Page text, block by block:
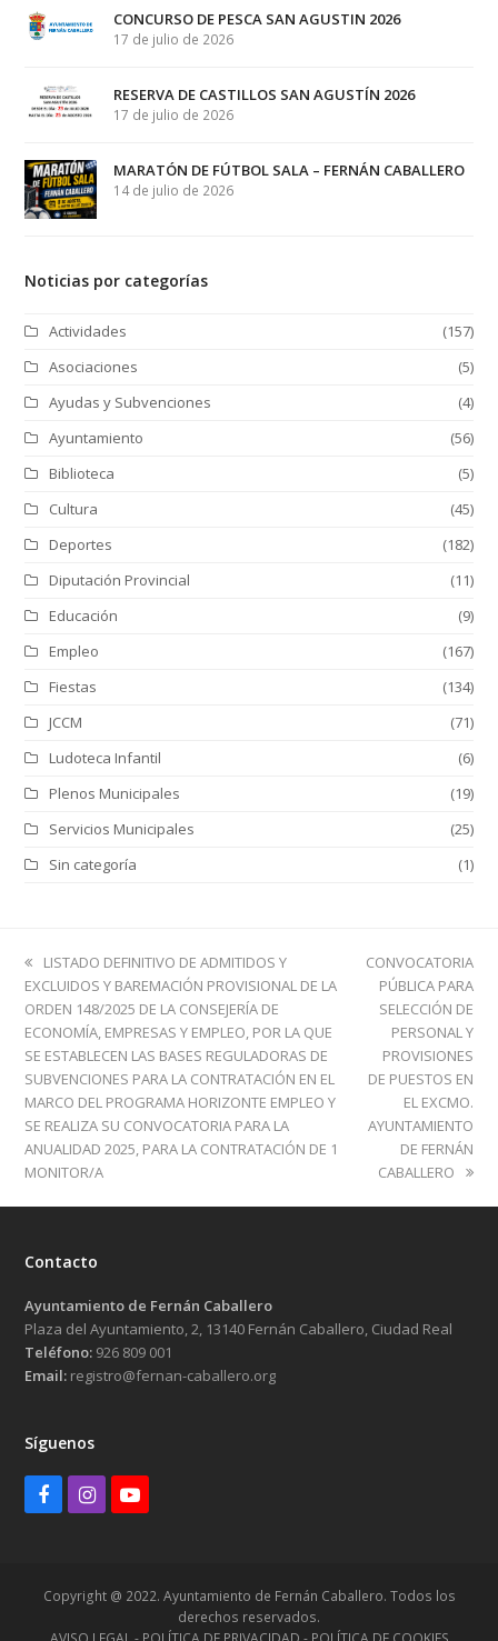
CONCURSO DE PESCA SAN AGUSTIN 2026
17 de julio de 2026
RESERVA DE CASTILLOS SAN AGUSTÍN 2026
17 de julio de 2026
MARATÓN DE FÚTBOL SALA – FERNÁN CABALLERO
14 de julio de 2026
Noticias por categorías
Actividades
(157)
Asociaciones
(5)
Ayudas y Subvenciones
(4)
Ayuntamiento
(56)
Biblioteca
(5)
Cultura
(45)
Deportes
(182)
Diputación Provincial
(11)
Educación
(9)
Empleo
(167)
Fiestas
(134)
JCCM
(71)
Ludoteca Infantil
(6)
Plenos Municipales
(19)
Servicios Municipales
(25)
Sin categoría
(1)
previous
post:
LISTADO DEFINITIVO DE ADMITIDOS Y
EXCLUIDOS Y BAREMACIÓN PROVISIONAL DE LA
ORDEN 148/2025 DE LA CONSEJERÍA DE
ECONOMÍA, EMPRESAS Y EMPLEO, POR LA QUE
SE ESTABLECEN LAS BASES REGULADORAS DE
SUBVENCIONES PARA LA CONTRATACIÓN EN EL
MARCO DEL PROGRAMA HORIZONTE EMPLEO Y
SE REALIZA SU CONVOCATORIA PARA LA
ANUALIDAD 2025, PARA LA CONTRATACIÓN DE 1
MONITOR/A
next
post:
CONVOCATORIA
PÚBLICA PARA
SELECCIÓN DE
PERSONAL Y
PROVISIONES
DE PUESTOS EN
EL EXCMO.
AYUNTAMIENTO
DE FERNÁN
CABALLERO
Contacto
Ayuntamiento de Fernán Caballero
Plaza del Ayuntamiento, 2, 13140 Fernán Caballero, Ciudad Real
Teléfono: 926 809 001
Email: registro@fernan-caballero.org
Síguenos
Facebook
Instagram
Youtube
Copyright @ 2022. Ayuntamiento de Fernán Caballero. Todos los
derechos reservados.